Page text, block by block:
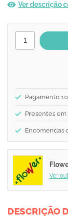
Ver descrição
Pagamento
Presentes
Encomendas
Ver
DESCRIÇÃO